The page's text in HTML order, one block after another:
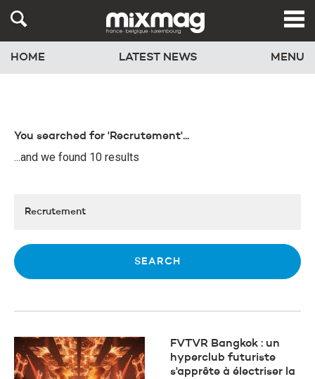
HOME LATEST NEWS MENU
You searched for 'Recrutement'...
...and we found 10 results
FVTVR Bangkok : un
hyperclub futuriste
s'apprête à électriser la